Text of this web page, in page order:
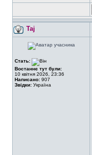
Taj
Стать:
Востаннє тут були:
10 квітня 2026, 23:36
Написано: 907
Звідки: Україна